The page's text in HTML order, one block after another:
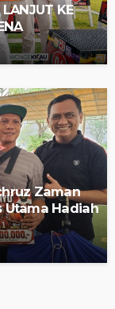
LANJUT KE
Zaman
Utama Hadiah